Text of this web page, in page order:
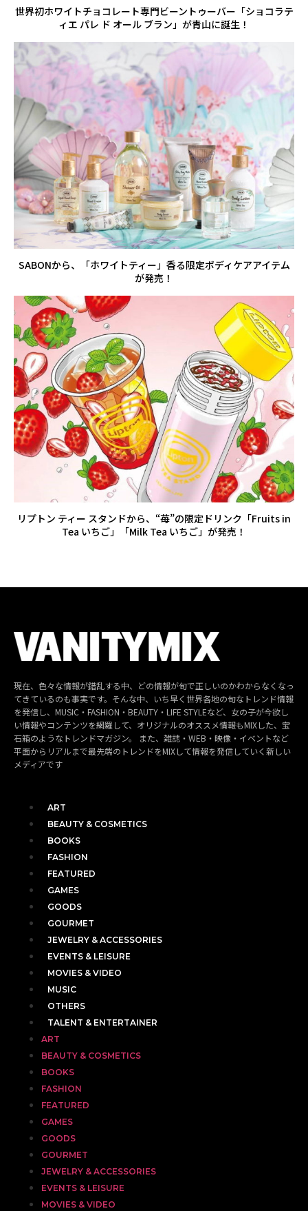
世界初ホワイトチョコレート専門ビーントゥーバー「ショコラテ
ィエ パレ ド オール ブラン」が青山に誕生！
SABONから、「ホワイトティー」香る限定ボディケアアイテム
が発売！
リプトン ティー スタンドから、“苺”の限定ドリンク「Fruits in
Tea いちご」「Milk Tea いちご」が発売！
現在、色々な情報が錯乱する中、どの情報が旬で正しいのかわからなくなっ
てきているのも事実です。そんな中、いち早く世界各地の旬なトレンド情報
を発信し、MUSIC・FASHION・BEAUTY・LIFE STYLEなど、女の子が今欲し
い情報やコンテンツを網羅して、オリジナルのオススメ情報もMIXした、宝
石箱のようなトレンドマガジン。 また、雑誌・WEB・映像・イベントなど
平面からリアルまで最先端のトレンドをMIXして情報を発信していく新しい
メディアです
ART
BEAUTY & COSMETICS
BOOKS
FASHION
FEATURED
GAMES
GOODS
GOURMET
JEWELRY & ACCESSORIES
EVENTS & LEISURE
MOVIES & VIDEO
MUSIC
OTHERS
TALENT & ENTERTAINER
ART
BEAUTY & COSMETICS
BOOKS
FASHION
FEATURED
GAMES
GOODS
GOURMET
JEWELRY & ACCESSORIES
EVENTS & LEISURE
MOVIES & VIDEO